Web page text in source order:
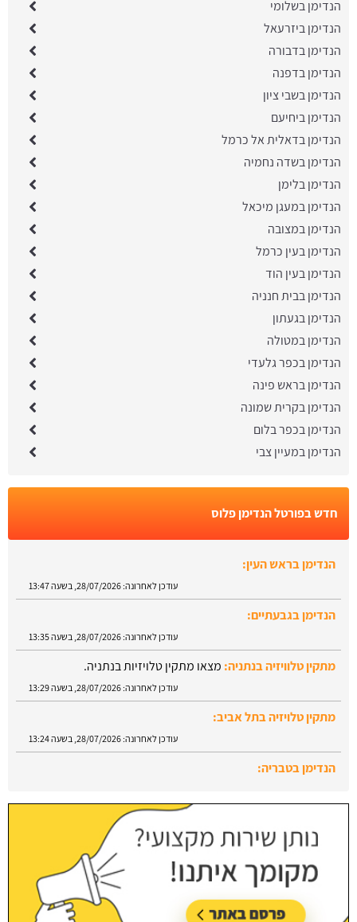
הנדימן בשלומי
הנדימן ביזרעאל
הנדימן בדבורה
הנדימן בדפנה
הנדימן בשבי ציון
הנדימן ביחיעם
הנדימן בדאלית אל כרמל
הנדימן בשדה נחמיה
הנדימן בלימן
הנדימן במעגן מיכאל
הנדימן במצובה
הנדימן בעין כרמל
הנדימן בעין הוד
הנדימן בבית חנניה
הנדימן בגעתון
הנדימן במטולה
הנדימן בכפר גלעדי
הנדימן בראש פינה
הנדימן בקרית שמונה
הנדימן בכפר בלום
הנדימן במעיין צבי
חדש בפורטל הנדימן פלוס
הנדימן בראש העין:
הנדימן בגבעתיים:
מתקין טלוויזיה בנתניה:מצאו מתקין טלויזיות בנתניה.
עודכן לאחרונה: 28/07/2026, בשעה 13:29
מתקין טלויזיה בתל אביב:
הנדימן בטבריה: